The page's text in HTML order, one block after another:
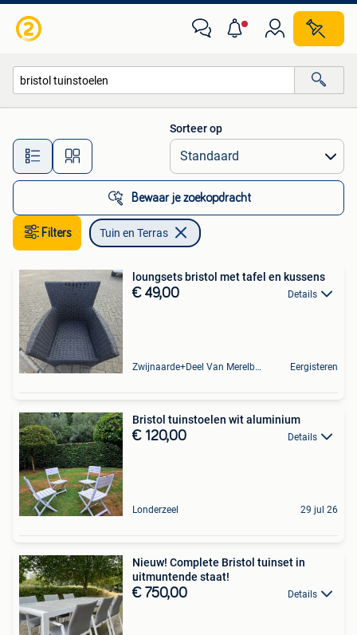
Alle afstanden…
Sorteer op
Bewaar je zoekopdracht
Filters Tuin en Terras
loungsets bristol met tafel en kussens
€ 49,00 Details
Zwijnaarde+Deel Van Merelbeke Eergisteren
Bristol tuinstoelen wit aluminium
€ 120,00 Details
Londerzeel 29 jul 26
Nieuw! Complete Bristol tuinset in
uitmuntende staat!
€ 750,00 Details